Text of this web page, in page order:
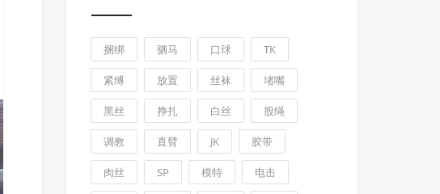
捆绑 驷马 口球 TK
紧缚 放置 丝袜 堵嘴
黑丝 挣扎 白丝 股绳
调教 直臂 JK 胶带
肉丝 SP 模特 电击